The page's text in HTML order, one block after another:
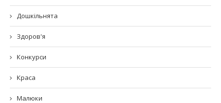
Дошкільнята
Здоров'я
Конкурси
Краса
Малюки